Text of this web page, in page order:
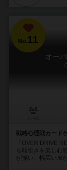
No.11
オー
戦略心理戦カード
『OVER DRIVE
ら駆引きを楽しむ
が揃い、幅広い層